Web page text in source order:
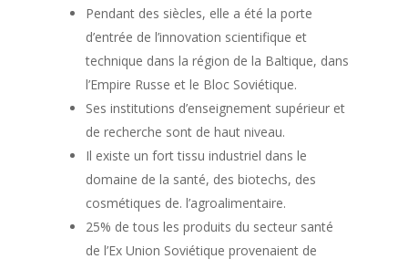
Pendant des siècles, elle a été la porte
d’entrée de l’innovation scientifique et
technique dans la région de la Baltique, dans
l’Empire Russe et le Bloc Soviétique.
Ses institutions d’enseignement supérieur et
de recherche sont de haut niveau.
Il existe un fort tissu industriel dans le
domaine de la santé, des biotechs, des
cosmétiques de. l’agroalimentaire.
25% de tous les produits du secteur santé
de l’Ex Union Soviétique provenaient de